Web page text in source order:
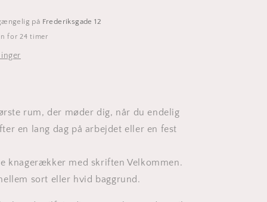
på Frederiksgade 12
for 24 timer
rum, der møder dig, når du endelig
en lang dag på arbejdet eller en fest
knagerækker med skriften Velkommen.
sort eller hvid baggrund.